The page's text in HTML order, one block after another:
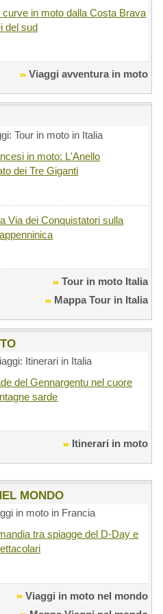
curve in moto dalla Costa Brava
del sud
Viaggi avventura in moto
Tour in moto in Italia
in moto: L'Anello
dei Tre Giganti
Via dei Conquistatori sulla
Tour in moto Italia
Mappa Tour in Italia
Itinerari in Italia
del Gennargentu nel cuore
sarde
Itinerari in moto
MONDO
in moto in Francia
tra spiagge del D-Day e
Viaggi in moto nel mondo